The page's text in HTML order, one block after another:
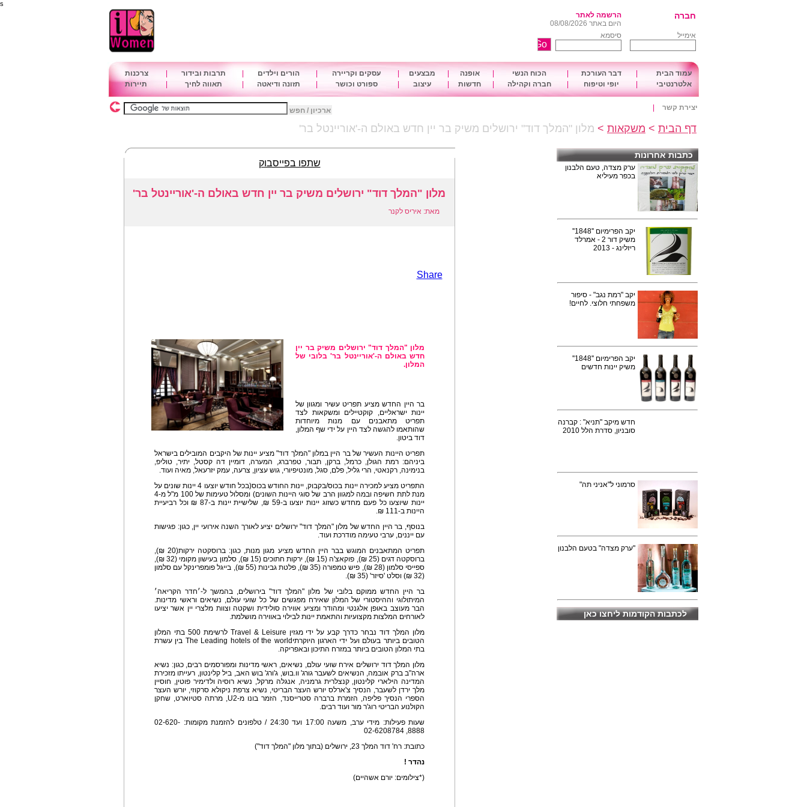
s
חברה
הרשמה לאתר
היום באתר 08/08/2026
אימייל
סיסמא
עמוד הבית דבר העורכת הכוח הנשי אופנה מבצעים עסקים וקריירה הורים וילדים תרבות ובידור
צרכנות
אלטרנטיבי
יופי וטיפוח חברה וקהילה חדשות עיצוב ספורט וכושר תזונה ודיאטה תאווה לחיך תיירות
יצירת קשר ארכיון / חפש
דף הבית > משקאות > מלון "המלך דוד" ירושלים משיק בר יין חדש באולם ה-'אוריינטל בר'
כתבות אחרונות
ערק מצדה, טעם הלבנון
בכפר מעיליא
יקב הפרימיום ''1848''
משיק דור 2 - אמרלד
ריזלינג - 2013
יקב "רמת נגב" - סיפור
משפחתי חלוצי. לחיים!
יקב הפרימיום ''1848''
משיק יינות חדשים
חדש מיקב "תניא" : קברנה
סובניון, סדרת הלל 2010
סרמוני ל"אניני תה"
"ערק מצדה" בטעם הלבנון
לכתבות הקודמות ליחצו כאן
שתפו בפייסבוק
מלון "המלך דוד" ירושלים משיק בר יין חדש באולם ה-'אוריינטל בר'
מאת: איריס לקנר
Share
מלון "המלך דוד" ירושלים משיק בר יין
חדש באולם ה-'אוריינטל בר' בלובי של
המלון.
בר היין החדש מציע תפריט עשיר ומגוון של
יינות ישראליים, קוקטיילים ומשקאות לצד
תפריט מתאבנים עם מנות מיוחדות
שהותאמו להגשה לצד היין על ידי שף המלון,
דוד ביטון.
תפריט היינות העשיר של בר היין במלון "המלך דוד" מציע יינות של היקבים המובילים בישראל
ביניהם: רמת הגולן, כרמל, ברקן, תבור, טפרברג, המערה, דומיין דה קסטל, יתיר, טוליפ,
בנימינה, רקנאטי, הרי גליל, פלם, סגל, מונטיפיורי, גוש עציון, צרעה, עמק יזרעאל, מאיה ועוד.
התפריט מציע למכירה יינות בכוס/בקבוק, יינות החודש בכוס(בכל חודש יוצעו 4 יינות שונים על
מנת לתת חשיפה ובמה למגוון הרב של סוגי היינות השונים) ומסלול טעימות של 100 מ"ל מ-4
יינות שיוצעו כל פעם מחדש כשזוג יינות יוצעו ב-59 ₪, שלישיית יינות ב-87 ₪ וכל רביעיית
היינות ב-111 ₪.
בנוסף, בר היין החדש של מלון "המלך דוד" ירושלים יציע לאורך השנה אירועי יין, כגון: פגישות
עם ייננים, ערבי טעימה מודרכת ועוד.
תפריט המתאבנים המוגש בבר היין החדש מציע מגון מנות, כגון: ברוסקטה ירקות(20 ₪),
ברוסקטה דגים (25 ₪), פוקאצ'ה (15 ₪), ירקות חתוכים (15 ₪), סלמון בעישון מקומי (32 ₪),
ספייסי סלמון (28 ₪), פיש טמפורה (35 ₪), פלטת גבינות (55 ₪), בייגל פומפרינקל עם סלמון
(32 ₪) וסלט 'סיזר' (35 ₪).
בר היין החדש ממוקם בלובי של מלון "המלך דוד" בירושלים, בהמשך ל-׳חדר הקריאה׳
המיתולוגי וההיסטורי של המלון שאירח מפגשים של כל שועי עולם, נשיאים וראשי מדינות.
הבר מעוצב באופן אלגנטי ומהודר ומציע אווירה סולידית ושקטה וצוות מלצרי יין אשר יציעו
לאורחים המלצות מקצועיות והתאמת יינות לבילוי באווירה מושלמת.
מלון המלך דוד נבחר כדרך קבע על ידי מגזין Travel & Leisure לרשימת 500 בתי המלון
הטובים ביותר בעולם ועל ידי הארגון היוקרתיThe Leading hotels of the world בין עשרת
בתי המלון הטובים ביותר במזרח התיכון ובאפריקה.
מלון המלך דוד ירושלים אירח שועי עולם, נשיאים, ראשי מדינות ומפורסמים רבים, כגון: נשיא
ארה"ב ברק אובמה, הנשיאים לשעבר גורג' וו.בוש, ג'ורג' בוש האב, ביל קלינטון, רעייתו מזכירת
המדינה הילארי קלינטון, קנצלרית גרמניה, אנגלה מרקל, נשיא רוסיה ולדימיר פוטין, חוסיין
מלך ירדן לשעבר, הנסיך צ'ארלס יורש העצר הבריטי, נשיא צרפת ניקולא סרקוזי, יורש העצר
הספרי הנסיך פליפה, הזמרת ברברה סטרייסנד, הזמר בונו מ-U2, מרתה סטיוארט, שחקן
הקולנוע הבריטי רוג'ר מור ועוד רבים.
שעות פעילות: מידי ערב, משעה 17:00 ועד 24:30 / טלפונים להזמנת מקומות: 02-620-
8888, 02-6208784
כתובת: רח' דוד המלך 23, ירושלים (בתוך מלון "המלך דוד")
נהדר !
(*צילומים: יורם אשהיים)